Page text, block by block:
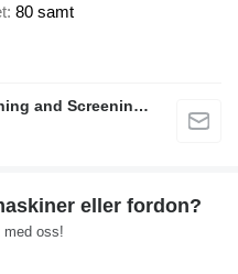
80 samt
FABO Mobile & Stationary Crushing and Screening Plants | Concrete Batching Plants Manufacturer
eller fordon?
med oss!